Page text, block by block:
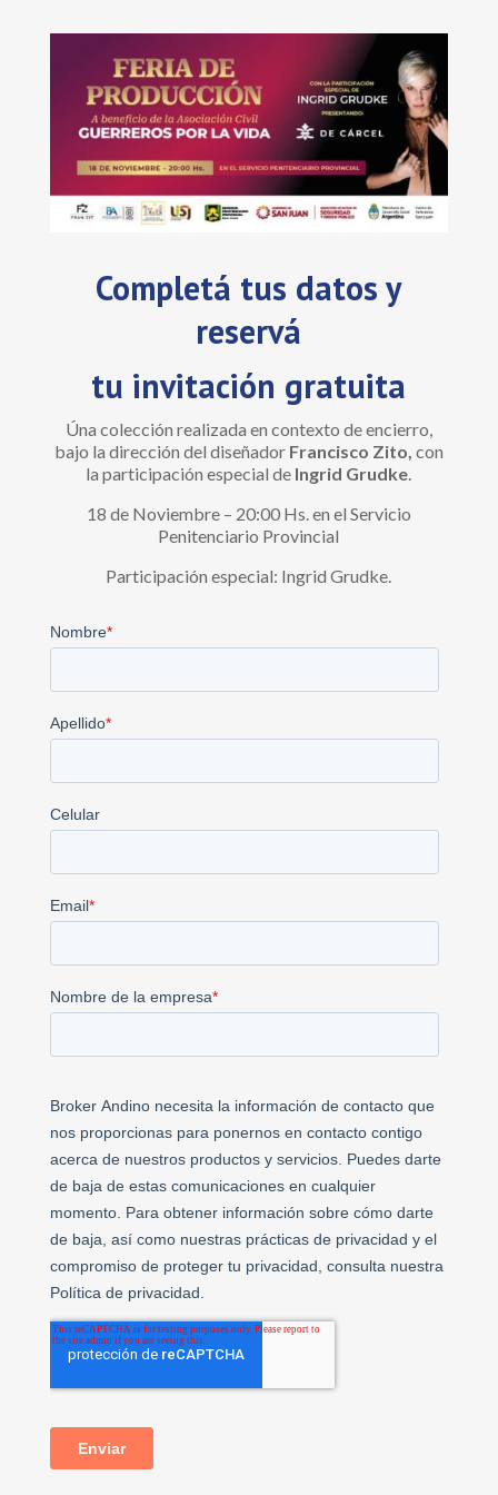
Completá tus datos y
reservá
tu invitación gratuita
Úna colección realizada en contexto de encierro,
bajo la dirección del diseñador Francisco Zito, con
la participación especial de Ingrid Grudke.
18 de Noviembre – 20:00 Hs. en el Servicio
Penitenciario Provincial
Participación especial: Ingrid Grudke.